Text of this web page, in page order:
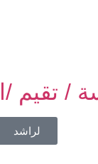
/ تقيم /
لراشد